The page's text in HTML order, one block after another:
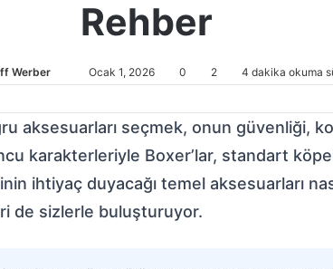
Rehber
Werber
posta
göndermek
Ocak 1, 2026 0 2 4 dakika okuma
aksesuarları seçmek, onun güvenliği,
karakterleriyle Boxer’lar, standart
ihtiyaç duyacağı temel aksesuarları
de sizlerle buluşturuyor.